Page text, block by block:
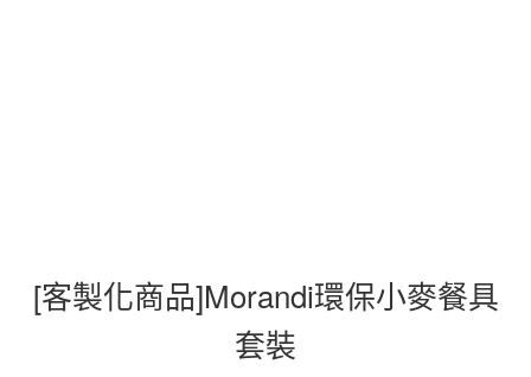
[客製化商品]Morandi環保小麥餐具
套裝